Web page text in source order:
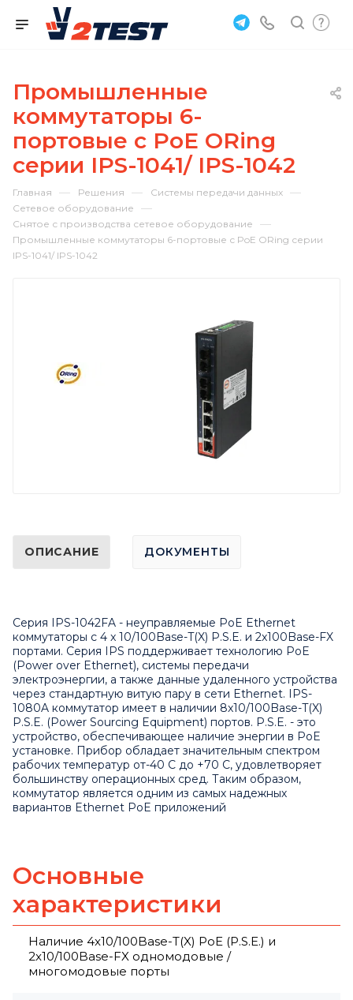
Промышленные
коммутаторы 6-
портовые с PoE ORing
серии IPS-1041/ IPS-1042
Главная — Решения — Системы передачи данных —
Сетевое оборудование —
Снятое с производства сетевое оборудование —
Промышленные коммутаторы 6-портовые с PoE ORing серии
IPS-1041/ IPS-1042
ОПИСАНИЕ ДОКУМЕНТЫ
Серия IPS-1042FA - неуправляемые PoE Ethernet
коммутаторы с 4 x 10/100Base-T(X) P.S.E. и 2x100Base-FX
портами. Серия IPS поддерживает технологию PoE
(Power over Ethernet), системы передачи
электроэнергии, а также данные удаленного устройства
через стандартную витую пару в сети Ethernet. IPS-
1080A коммутатор имеет в наличии 8x10/100Base-T(X)
P.S.E. (Power Sourcing Equipment) портов. P.S.E. - это
устройство, обеспечивающее наличие энергии в PoE
установке. Прибор обладает значительным спектром
рабочих температур от-40 C до +70 C, удовлетворяет
большинству операционных сред. Таким образом,
коммутатор является одним из самых надежных
вариантов Ethernet PoE приложений
Основные
характеристики
Наличие 4x10/100Base-T(X) PoE (P.S.E.) и
2x10/100Base-FX одномодовые /
многомодовые порты